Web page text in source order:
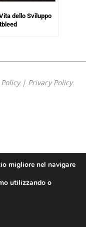
dello Sviluppo
| Privacy Policy
migliore nel navigare
utilizzando o